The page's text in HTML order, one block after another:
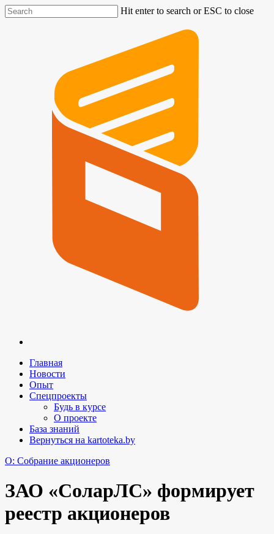
Hit enter to search or ESC to close
Главная
Новости
Опыт
Спецпроекты
Будь в курсе
О проекте
База знаний
Вернуться на kartoteka.by
O: Собрание акционеров
ЗАО «СоларЛС» формирует
реестр акционеров